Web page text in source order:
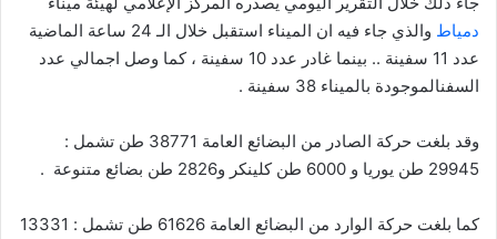
دمياط والذي جاء فيه ان الميناء استقبل خلال الـ ساعة الماضية
عدد
سفينة .. بينما غادر عدد سفينة ، كما وصل اجمالي عدد
السفنالموجودة بالميناء سفينة .
وقد بلغت حركة الصادر من البضائع العامة طن تشمل :
29945 طن يوريا و طن كلينكر و2826 طن بضائع متنوعة .
كما بلغت حركة الوارد من البضائع العامة طن تشمل :